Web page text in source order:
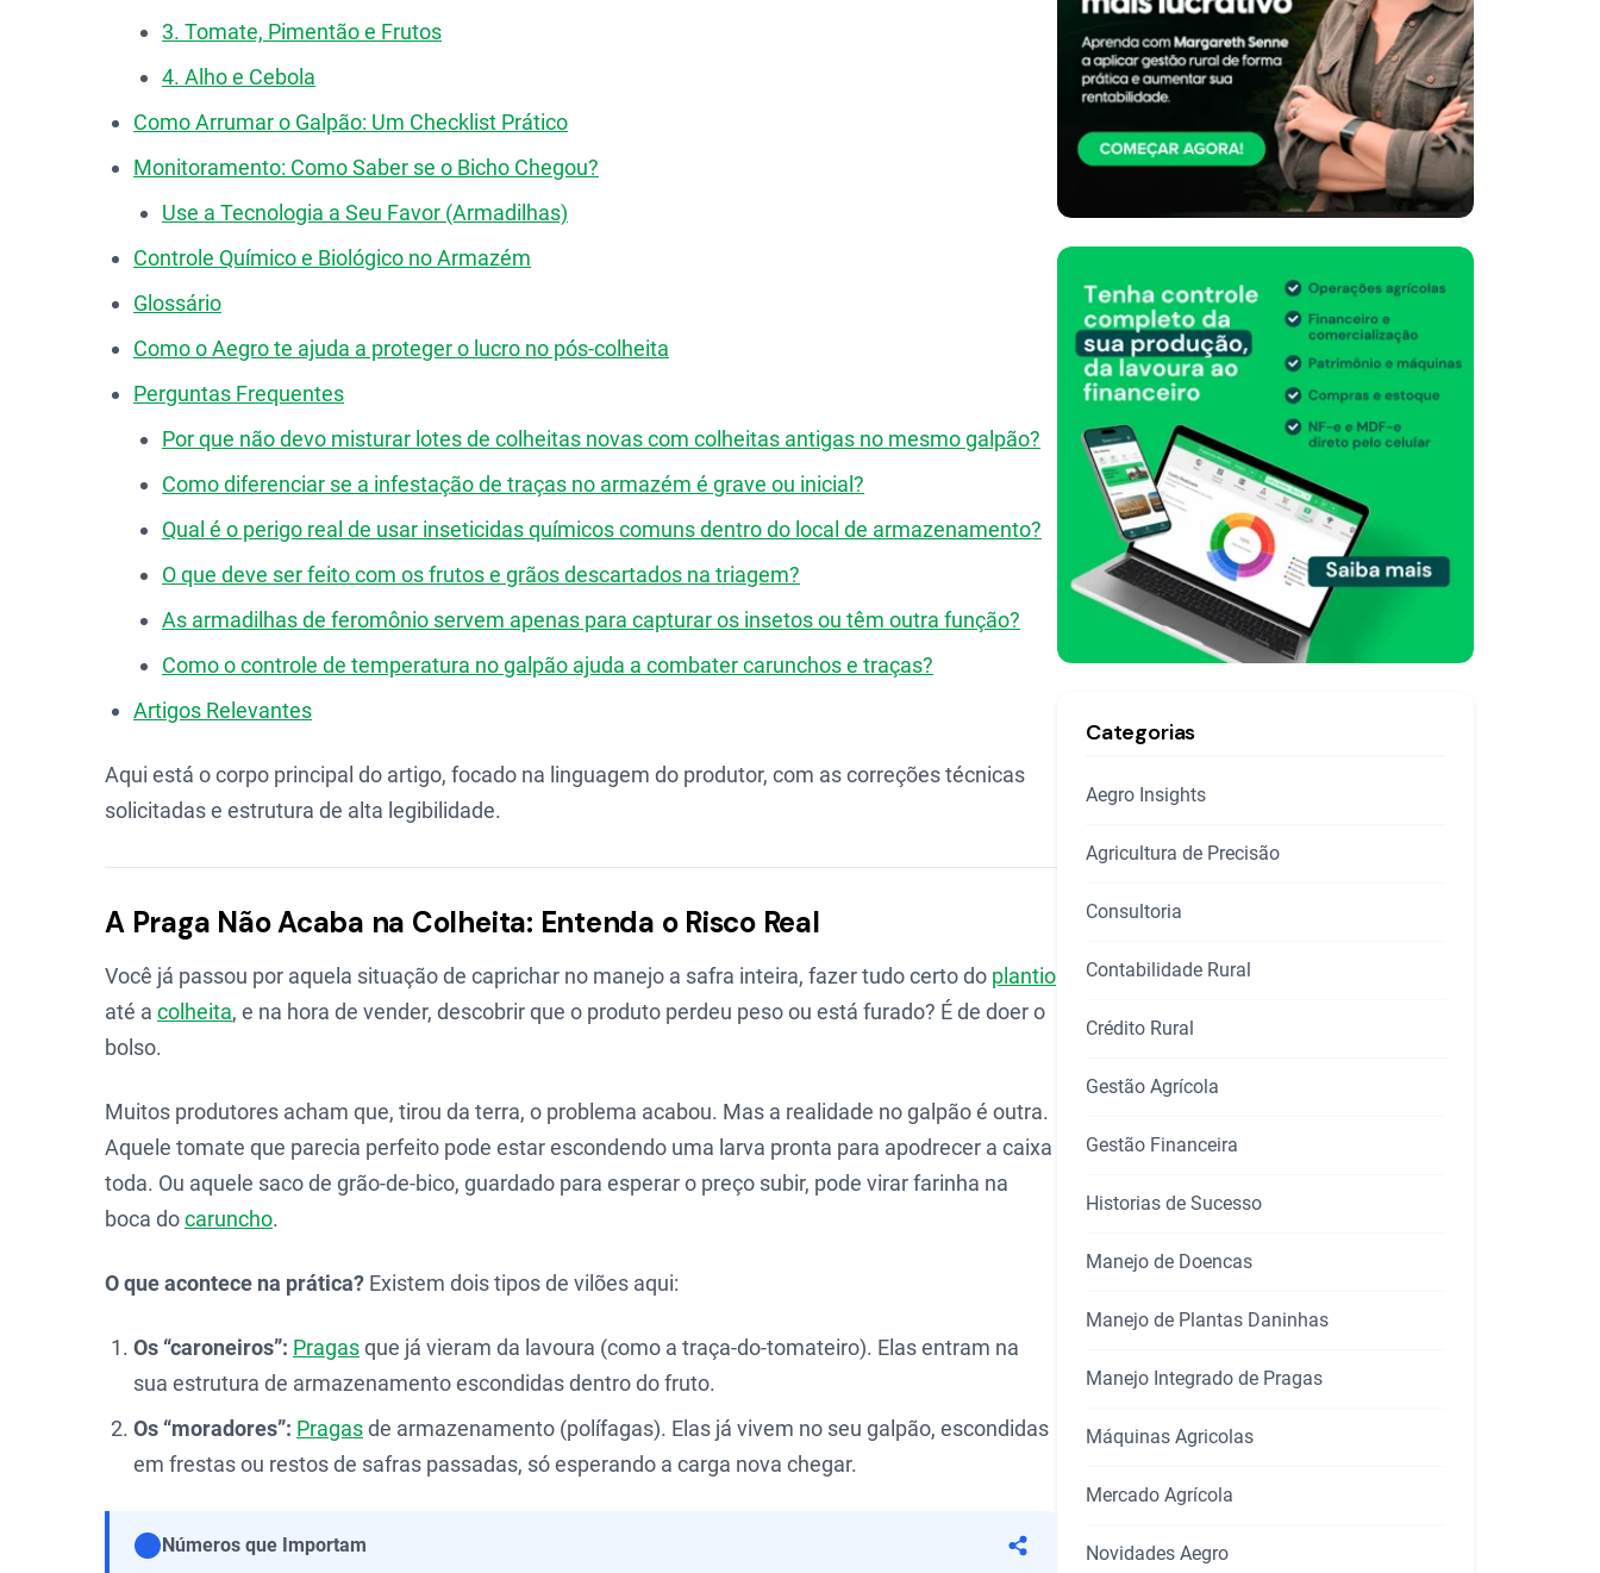
3. Tomate, Pimentão e Frutos
4. Alho e Cebola
Como Arrumar o Galpão: Um Checklist Prático
Monitoramento: Como Saber se o Bicho Chegou?
Use a Tecnologia a Seu Favor (Armadilhas)
Controle Químico e Biológico no Armazém
Glossário
Como o Aegro te ajuda a proteger o lucro no pós-colheita
Perguntas Frequentes
Por que não devo misturar lotes de colheitas novas com colheitas antigas no mesmo galpão?
Como diferenciar se a infestação de traças no armazém é grave ou inicial?
Qual é o perigo real de usar inseticidas químicos comuns dentro do local de armazenamento?
O que deve ser feito com os frutos e grãos descartados na triagem?
As armadilhas de feromônio servem apenas para capturar os insetos ou têm outra função?
Como o controle de temperatura no galpão ajuda a combater carunchos e traças?
Artigos Relevantes
Aqui está o corpo principal do artigo, focado na linguagem do produtor, com as correções técnicas
solicitadas e estrutura de alta legibilidade.
A Praga Não Acaba na Colheita: Entenda o Risco Real
Você já passou por aquela situação de caprichar no manejo a safra inteira, fazer tudo certo do plantio
até a colheita, e na hora de vender, descobrir que o produto perdeu peso ou está furado? É de doer o
bolso.
Muitos produtores acham que, tirou da terra, o problema acabou. Mas a realidade no galpão é outra.
Aquele tomate que parecia perfeito pode estar escondendo uma larva pronta para apodrecer a caixa
toda. Ou aquele saco de grão-de-bico, guardado para esperar o preço subir, pode virar farinha na
boca docaruncho.
O que acontece na prática? Existem dois tipos de vilões aqui:
Os “caroneiros”: Pragasque já vieram da lavoura (como a traça-do-tomateiro). Elas entram na
sua estrutura de armazenamento escondidas dentro do fruto.
Os “moradores”: Pragasde armazenamento (polífagas). Elas já vivem no seu galpão, escondidas
em frestas ou restos de safras passadas, só esperando a carga nova chegar.
Números que Importam
Compartilhar
Categorias
Aegro Insights
Agricultura de Precisão
Consultoria
Contabilidade Rural
Crédito Rural
Gestão Agrícola
Gestão Financeira
Historias de Sucesso
Manejo de Doencas
Manejo de Plantas Daninhas
Manejo Integrado de Pragas
Máquinas Agricolas
Mercado Agrícola
Novidades Aegro